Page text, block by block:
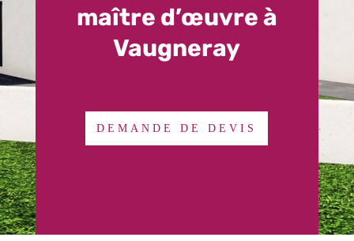
maître d’œuvre à
Vaugneray
DEMANDE DE DEVIS